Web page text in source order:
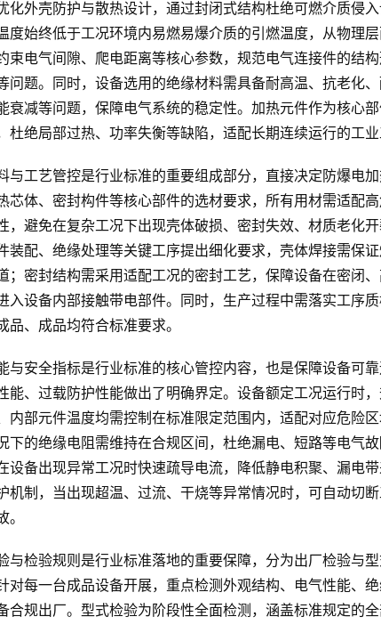
化外壳防护与散热设计，通过封闭式结构杜绝可燃介质侵
度始终低于工况环境内易燃易爆介质的引燃温度，从物理
束电气间隙、爬电距离等核心参数，规范电气连接件的结
问题。同时，设备选用的绝缘材料需具备耐高温、抗老化
衰减等问题，保障电气系统的稳定性。加热元件作为核心
杜绝局部过热、功率失衡等缺陷，适配长期连续运行的工业
与工艺管控是行业标准的重要组成部分，直接决定防爆电
芯体、密封构件等核心部件的选材要求，所有用材需适配
，避免在复杂工况下出现壳体破损、密封失效、材质老化
装配、绝缘处理等关键工序提出细化要求，壳体焊接需保
；密封结构需采用适配工况的密封工艺，保障设备在密闭
入设备内部接触带电部件。同时，生产过程中需落实工序
品、成品均符合标准要求。
与安全指标是行业标准的核心管控内容，也是保障设备可
能、过载防护性能做出了明确界定。设备额定工况运行时
内部元件温度均需控制在标准限定范围内，适配对应危险
下的绝缘电阻需维持在合规区间，杜绝漏电、短路等电气
设备出现异常工况时快速疏导电流，降低静电积聚、漏电
机制，当出现超温、过流、干烧等异常情况时，可自动切
。
与检验规则是行业标准落地的重要保障，分为出厂检验与
对每一台成品设备开展，重点检测外观结构、电气性能、
合规出厂。型式检验为阶段性全面检测，涵盖标准规定的